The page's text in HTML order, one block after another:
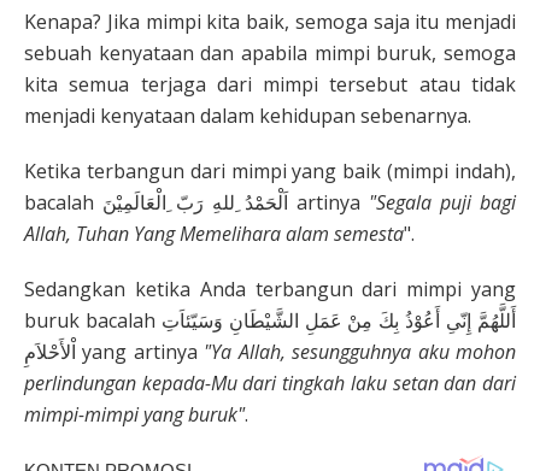
Kenapa? Jika mimpi kita baik, semoga saja itu menjadi
sebuah kenyataan dan apabila mimpi buruk, semoga
kita semua terjaga dari mimpi tersebut atau tidak
menjadi kenyataan dalam kehidupan sebenarnya.
Ketika terbangun dari mimpi yang baik (mimpi indah),
bacalah اَلْحَمْدُ ِللهِ رَبّ ِالْعَالَمِيْنَ artinya "Segala puji bagi
Allah, Tuhan Yang Memelihara alam semesta".
Sedangkan ketika Anda terbangun dari mimpi yang
buruk bacalah أَللَّهُمَّ إِنّىِ أَعُوْذُ بِكَ مِنْ عَمَلِ الشَّيْطَانِ وَسَيّئاَتِ
اْلأَحْلاَمِ yang artinya "Ya Allah, sesungguhnya aku mohon
perlindungan kepada-Mu dari tingkah laku setan dan dari
mimpi-mimpi yang buruk".